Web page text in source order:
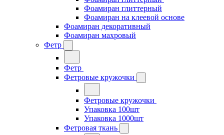
Фоамиран глиттерный
Фоамиран на клеевой основе
Фоамиран декоративный
Фоамиран махровый
Фетр
Фетр
Фетровые кружочки
Фетровые кружочки
Упаковка 100шт
Упаковка 1000шт
Фетровая ткань